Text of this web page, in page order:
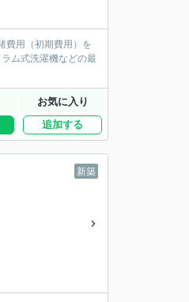
お気に入り
追加する
新築